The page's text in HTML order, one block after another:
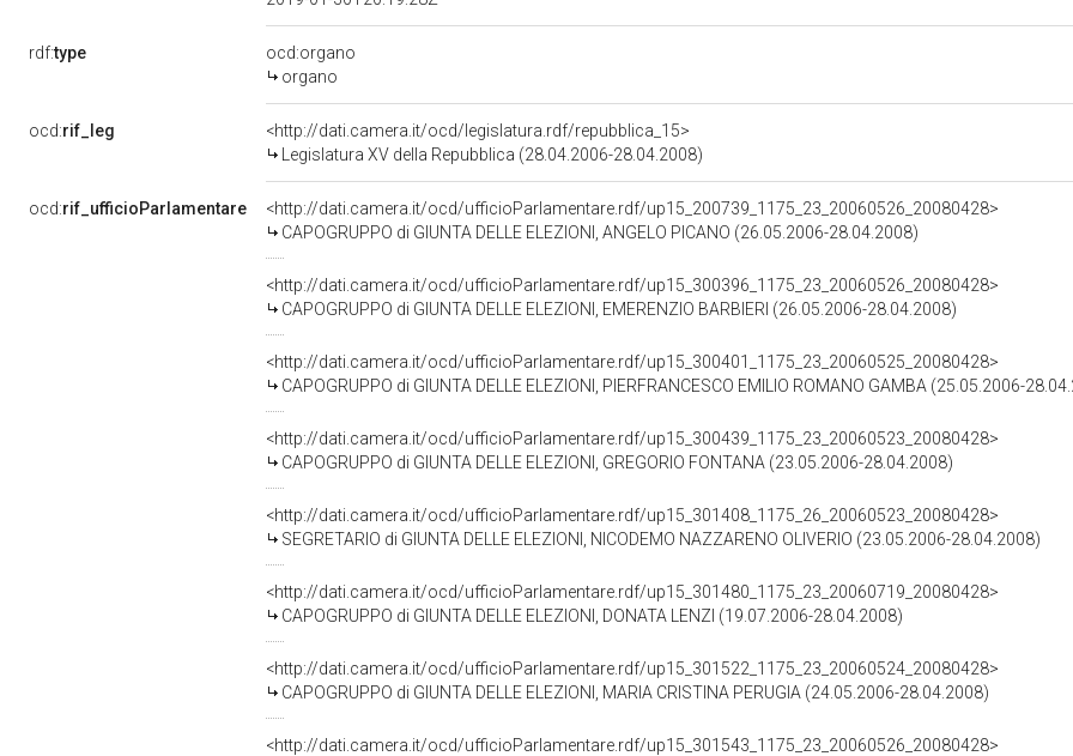
rdf:type
ocd:organo
organo
ocd:rif_leg
<http://dati.camera.it/ocd/legislatura.rdf/repubblica_15>
Legislatura XV della Repubblica (28.04.2006-28.04.2008)
ocd:rif_ufficioParlamentare
<http://dati.camera.it/ocd/ufficioParlamentare.rdf/up15_200739_1175_23_20060526_20080428>
CAPOGRUPPO di GIUNTA DELLE ELEZIONI, ANGELO PICANO (26.05.2006-28.04.2008)
<http://dati.camera.it/ocd/ufficioParlamentare.rdf/up15_300396_1175_23_20060526_20080428>
CAPOGRUPPO di GIUNTA DELLE ELEZIONI, EMERENZIO BARBIERI (26.05.2006-28.04.2008)
<http://dati.camera.it/ocd/ufficioParlamentare.rdf/up15_300401_1175_23_20060525_20080428>
CAPOGRUPPO di GIUNTA DELLE ELEZIONI, PIERFRANCESCO EMILIO ROMANO GAMBA (25.05.2006-
<http://dati.camera.it/ocd/ufficioParlamentare.rdf/up15_300439_1175_23_20060523_20080428>
CAPOGRUPPO di GIUNTA DELLE ELEZIONI, GREGORIO FONTANA (23.05.2006-28.04.2008)
<http://dati.camera.it/ocd/ufficioParlamentare.rdf/up15_301408_1175_26_20060523_20080428>
SEGRETARIO di GIUNTA DELLE ELEZIONI, NICODEMO NAZZARENO OLIVERIO (23.05.2006-28.04.2008)
<http://dati.camera.it/ocd/ufficioParlamentare.rdf/up15_301480_1175_23_20060719_20080428>
CAPOGRUPPO di GIUNTA DELLE ELEZIONI, DONATA LENZI (19.07.2006-28.04.2008)
<http://dati.camera.it/ocd/ufficioParlamentare.rdf/up15_301522_1175_23_20060524_20080428>
CAPOGRUPPO di GIUNTA DELLE ELEZIONI, MARIA CRISTINA PERUGIA (24.05.2006-28.04.2008)
<http://dati.camera.it/ocd/ufficioParlamentare.rdf/up15_301543_1175_23_20060526_20080428>